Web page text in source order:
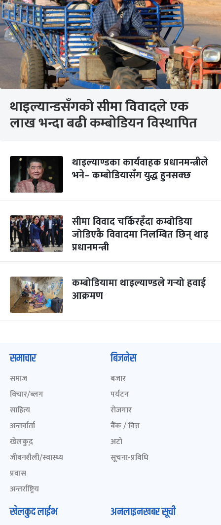
थाइल्यान्डसँगको सीमा विवादले एक
लाख भन्दा बढी कम्बोडियन विस्थापित
थाइल्याण्डका कार्यवाहक प्रधानमन्त्रीले
भने– कम्बोडियासँग युद्ध हुनसक्छ
सीमा विवाद चर्किरहँदा कम्बोडिया
जोडिएकै विवादमा निलम्बित छिन् थाइ
प्रधानमन्त्री
कम्बोडियामा थाइल्याण्डले गर्‍यो हवाई
आक्रमण
समाचार
समाज
विचार/ब्लग
साहित्य
अन्तर्वार्ता
खेलकुद़़
जीवनशैली/स्वास्थ्य
प्रवास
अन्तर्राष्ट्रिय
बिजनेस
बजार
पर्यटन
रोजगार
बैंक / वित्त
अटो
सूचना-प्रविधि
खेलकुद लाईभ अनलाइनखबर सूची